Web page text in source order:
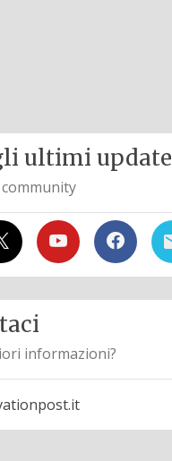
ultimi update
informazioni?